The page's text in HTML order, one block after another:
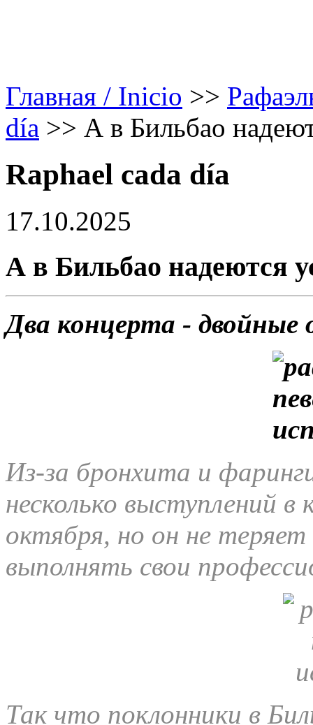
Главная / Inicio >>
día >> А в Бильбао
Raphael cada día
17.10.2025
А в Бильбао надеются
Два концерта -
Из-за бронхита и
несколько выступлений в
октября, но он не
выполнять свои
Так что поклонники в